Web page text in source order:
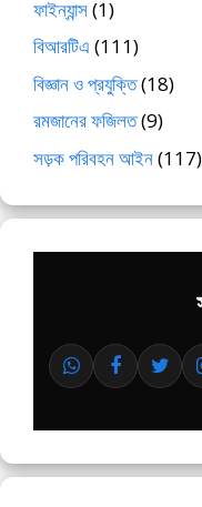
ফাইন্যান্স(1)
বিআরটিএ (111)
বিজ্ঞান ও প্রযুক্তি(18)
রমজানের ফজিলত(9)
সড়ক পরিবহন আইন(117)